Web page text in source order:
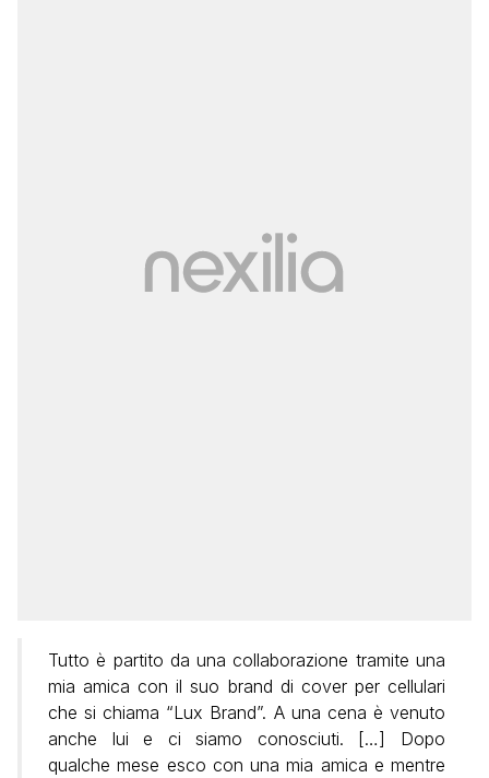
Tutto è partito da una collaborazione tramite una
mia amica con il suo brand di cover per cellulari
che si chiama “Lux Brand”. A una cena è venuto
anche lui e ci siamo conosciuti. […] Dopo
qualche mese esco con una mia amica e mentre